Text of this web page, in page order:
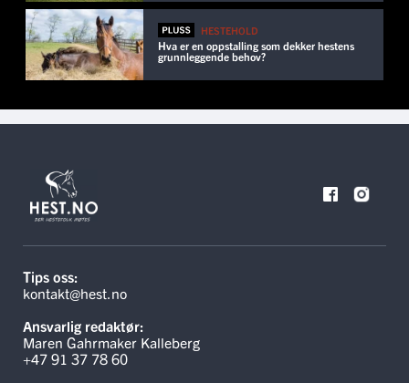
HESTEHOLD
Hva er en oppstalling som dekker hestens
grunnleggende behov?
Tips oss:
kontakt@hest.no
Ansvarlig redaktør:
Maren Gahrmaker Kalleberg
+47 91 37 78 60